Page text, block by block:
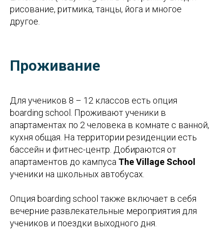
рисование, ритмика, танцы, йога и многое
другое.
Проживание
Для учеников 8 – 12 классов есть опция
boarding school. Проживают ученики в
апартаментах по 2 человека в комнате с ванной,
кухня общая. На территории резиденции есть
бассейн и фитнес-центр. Добираются от
апартаментов до кампуса The Village School
ученики на школьных автобусах.
Опция boarding school также включает в себя
вечерние развлекательные мероприятия для
учеников и поездки выходного дня.